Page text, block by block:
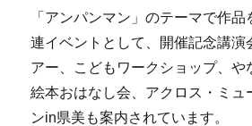
「アンパンマン」のテーマで作
連イベントとして、開催記念講演
アー、こどもワークショップ、や
絵本おはなし会、アクロス・ミュ
ンin県美も案内されています。